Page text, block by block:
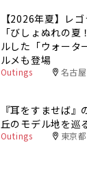
【2026年夏】レ
「びしょぬれの
ルした「ウォータ
ルメも登場
Outings 名古
『耳をすませば
丘のモデル地を巡
Outings 東京都